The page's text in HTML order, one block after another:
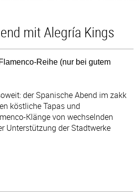
mit Alegría Kings
Reihe (nur bei gutem
der Spanische Abend im zakk
köstliche Tapas und
Klänge von wechselnden
Unterstützung der Stadtwerke